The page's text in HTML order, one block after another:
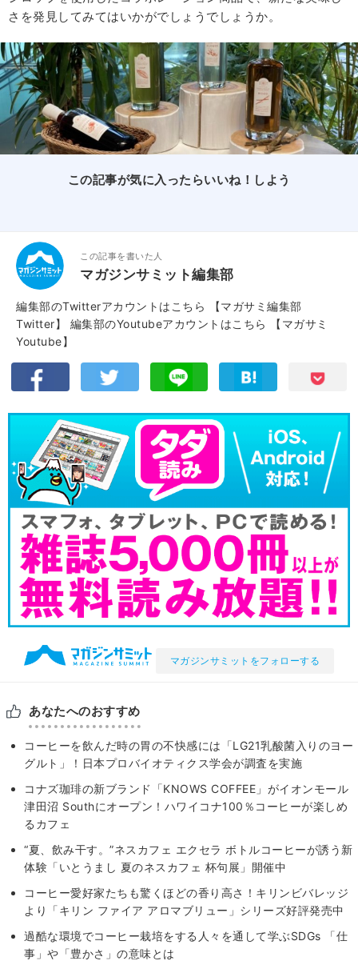
さを発見してみてはいかがでしょうでしょうか。
この記事が気に入ったらいいね！しよう
この記事を書いた人
マガジンサミット編集部
編集部のTwitterアカウントはこちら
【マガサミ編集部
Twitter】
編集部のYoutubeアカウントはこちら
【マガサミ
Youtube】
マガジンサミットをフォローする
あなたへのおすすめ
コーヒーを飲んだ時の胃の不快感には「LG21乳酸菌入りのヨー
グルト」！日本プロバイオティクス学会が調査を実施
コナズ珈琲の新ブランド「KNOWS COFFEE」がイオンモール
津田沼 Southにオープン！ハワイコナ100％コーヒーが楽しめ
るカフェ
“夏、飲み干す。”ネスカフェ エクセラ ボトルコーヒーが誘う新
体験「いとうまし 夏のネスカフェ 杯句展」開催中
コーヒー愛好家たちも驚くほどの香り高さ！キリンビバレッジ
より「キリン ファイア アロマブリュー」シリーズ好評発売中
過酷な環境でコーヒー栽培をする人々を通して学ぶSDGs 「仕
事」や「豊かさ」の意味とは